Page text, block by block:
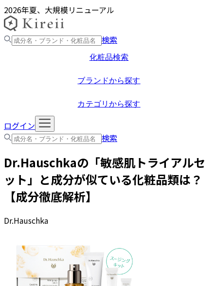
2026年夏、大規模リニューアル
検索
化粧品検索
ブランドから探す
カテゴリから探す
ログイン
検索
Dr.Hauschkaの「敏感肌トライアルセ
ット 」と成分が似ている化粧品類は？
【成分徹底解析】
Dr.Hauschka